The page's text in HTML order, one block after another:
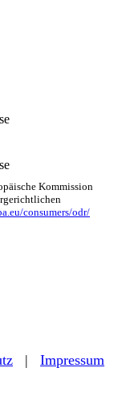
Kommission
consumers/odr/
| Impressum